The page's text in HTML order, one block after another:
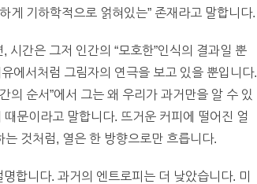
게 기하학적으로 얽혀있는” 존재라고 말합니다.
간은 그저 인간의 “모호한”인식의 결과일 뿐
에서처럼 그림자의 연극을 보고 있을 뿐입니다.
의 순서”에서 그는 왜 우리가 과거만을 알 수 있
문이라고 말합니다. 뜨거운 커피에 떨어진 얼
것처럼, 열은 한 방향으로만 흐릅니다.
합니다. 과거의 엔트로피는 더 낮았습니다. 미